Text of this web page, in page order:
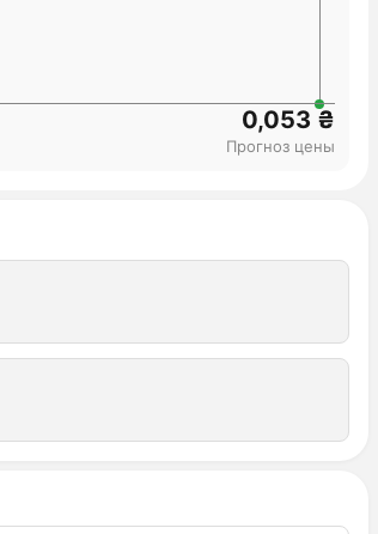
0,053 ₴
Прогноз цены